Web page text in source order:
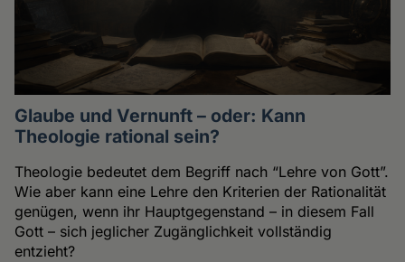
Glaube und Vernunft – oder: Kann
Theologie rational sein?
Theologie bedeutet dem Begriff nach “Lehre von Gott”.
Wie aber kann eine Lehre den Kriterien der Rationalität
genügen, wenn ihr Hauptgegenstand – in diesem Fall
Gott – sich jeglicher Zugänglichkeit vollständig
entzieht?